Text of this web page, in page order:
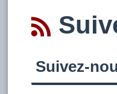
Suivez-